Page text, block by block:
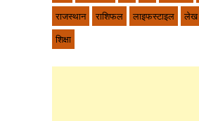
राजस्थान
राशिफल लाइफस्टाइल लेख
शिक्षा